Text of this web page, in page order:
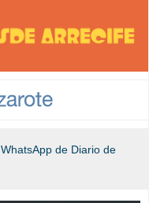
de Diario de